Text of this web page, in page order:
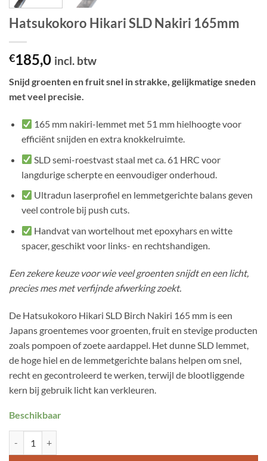
Hatsukokoro Hikari SLD Nakiri 165mm
€185,0 incl. btw
Snijd groenten en fruit snel in strakke, gelijkmatige sneden
met veel precisie.
165 mm nakiri-lemmet met 51 mm hielhoogte voor
efficiënt snijden en extra knokkelruimte.
SLD semi-roestvast staal met ca. 61 HRC voor
langdurige scherpte en eenvoudiger onderhoud.
Ultradun laserprofiel en lemmetgerichte balans geven
veel controle bij push cuts.
Handvat van wortelhout met epoxyhars en witte
spacer, geschikt voor links- en rechtshandigen.
Een zekere keuze voor wie veel groenten snijdt en een licht,
precies mes met verfijnde afwerking zoekt.
De Hatsukokoro Hikari SLD Birch Nakiri 165 mm is een
Japans groentemes voor groenten, fruit en stevige producten
zoals pompoen of zoete aardappel. Het dunne SLD lemmet,
de hoge hiel en de lemmetgerichte balans helpen om snel,
recht en gecontroleerd te werken, terwijl de blootliggende
kern bij gebruik licht kan verkleuren.
Beschikbaar